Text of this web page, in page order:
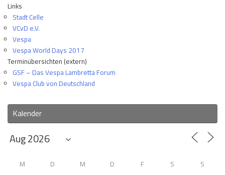
Links
Stadt Celle
VCvD e.V.
Vespa
Vespa World Days 2017
Terminübersichten (extern)
GSF – Das Vespa Lambretta Forum
Vespa Club von Deutschland
Kalender
M D M D F S S